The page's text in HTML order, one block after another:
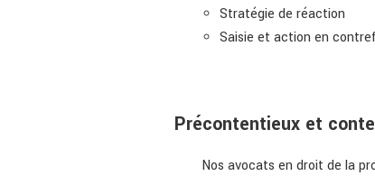
Stratégie de réaction
Saisie et action en
Précontentieux et
Nos avocats en droit de la